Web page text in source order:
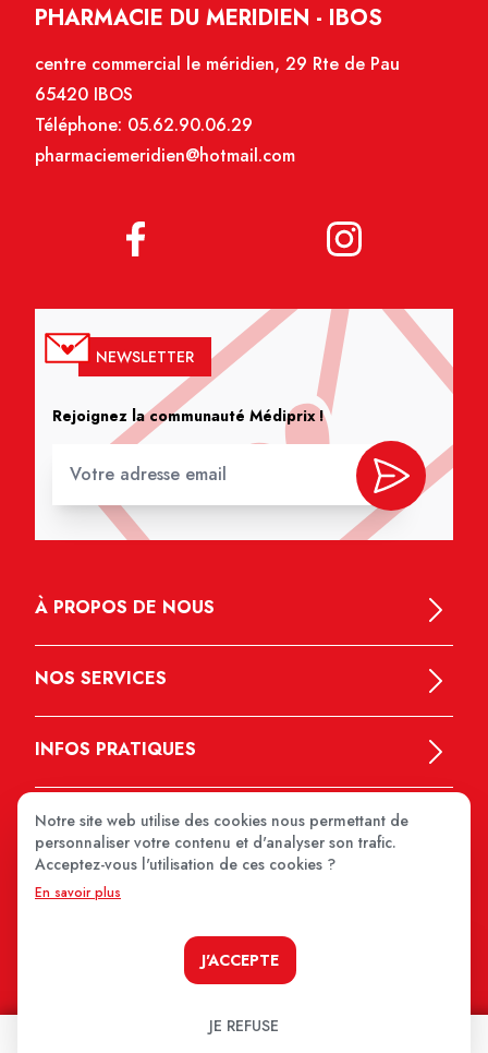
PHARMACIE DU MERIDIEN - IBOS
centre commercial le méridien, 29 Rte de Pau
65420 IBOS
Téléphone: 05.62.90.06.29
pharmaciemeridien@hotmail.com
NEWSLETTER
Rejoignez la communauté Médiprix !
À PROPOS DE NOUS
NOS SERVICES
INFOS PRATIQUES
Notre site web utilise des cookies nous permettant de
personnaliser votre contenu et d'analyser son trafic.
Acceptez-vous l'utilisation de ces cookies ?
En savoir plus
J'ACCEPTE
JE REFUSE